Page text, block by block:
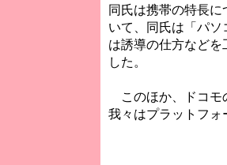
同氏は携帯の特長
いて、同氏は「パ
は誘導の仕方など
した。
このほか、ドコモ
我々はプラットフォ